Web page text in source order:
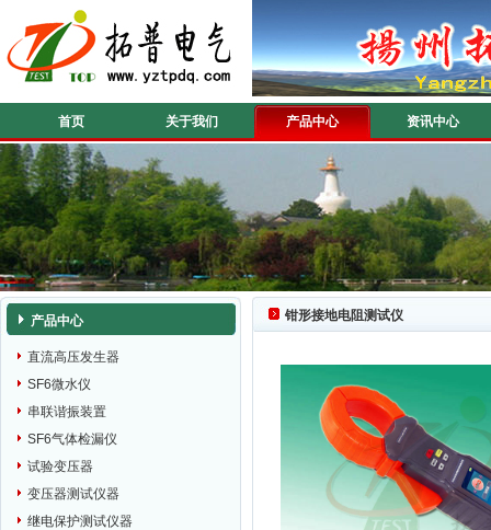
首页 关于我们 产品中心 资讯中心
产品中心
直流高压发生器
SF6微水仪
串联谐振装置
SF6气体检漏仪
试验变压器
变压器测试仪器
继电保护测试仪器
钳形接地电阻测试仪